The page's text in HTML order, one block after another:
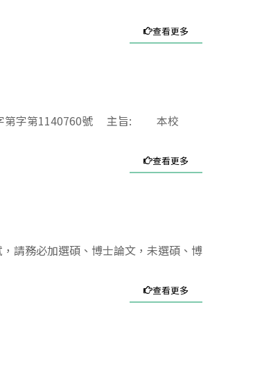
查看更多
第字第1140760號 主旨: 本校
查看更多
請務必加選碩、博士論文，未選碩、博
查看更多